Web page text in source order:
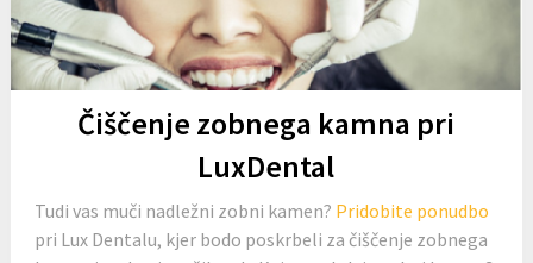
Čiščenje zobnega kamna pri
LuxDental
Tudi vas muči nadležni zobni kamen? Pridobite ponudbo
pri Lux Dentalu, kjer bodo poskrbeli za čiščenje zobnega